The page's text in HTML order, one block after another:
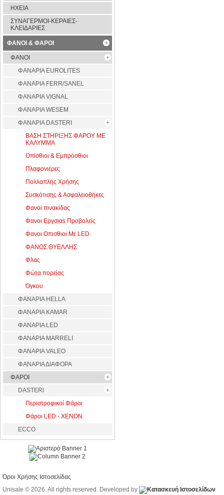
ΗΧΕΙΑ
ΣΥΝΑΓΕΡΜΟΙ-ΚΕΡΑΙΕΣ-
ΚΛΕΙΔΑΡΙΕΣ
ΦΑΝΟΙ & ΦΑΡΟΙ
ΦΑΝΟΙ
ΦAΝΑΡΙΑ EUROLITES
ΦΑΝΑΡΙΑ FERR/SANEL
ΦΑΝΑΡΙΑ VIGNAL
ΦΑΝΑΡΙΑ WESEM
ΦΑΝΑΡΙΑ DASTERI
ΒΑΣΗ ΣΤΗΡΙΞΗΣ ΦΑΡΟΥ ΜΕ
ΚΑΛΥΜΜΑ
Οπίσθιοι & Εμπρόσθιοι
Πλαφονιέρες
Πολλαπλής Χρήσης
Συσκότισης & Ασφαλειοθήκες
Φανοί πινακίδας
Φανοι Εργσιαs Προβολείς
Φανοι Οπισθιοι Με LED
ΦΑΝΟΣ ΘΥΕΛΛΗΣ
Φλας
Φώτα πορείας
Όγκου
ΦΑΝΑΡΙΑ HELLA
ΦΑΝΑΡΙΑ KAMAR
ΦΑΝΑΡΙΑ LED
ΦΑΝΑΡΙΑ MARRELI
ΦΑΝΑΡΙΑ VALEO
ΦΑΝΑΡΙΑ ΔΙΑΦΟΡΑ
ΦΑΡΟΙ
DASTERI
Περιστροφικοί Φάροι
Φάροι LED - XENON
ECCO
Όροι Χρήσης Ιστοσελίδας
Unisale © 2026. All rights reserved. Developed by